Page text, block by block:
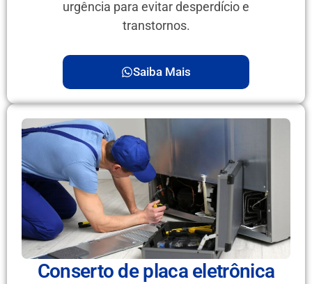
urgência para evitar desperdício e
transtornos.
Saiba Mais
Conserto de placa eletrônica